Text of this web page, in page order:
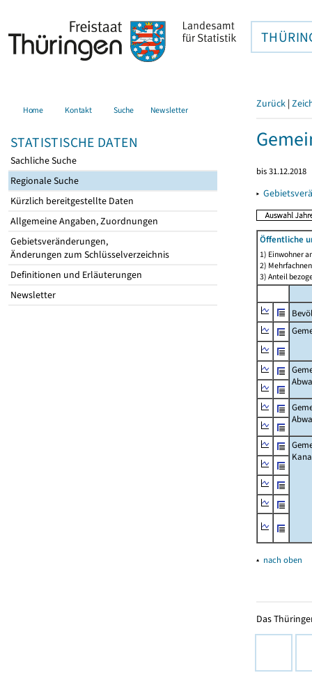
Home Kontakt Suche Newsletter
STATISTISCHE DATEN
Sachliche Suche
Regionale Suche
Kürzlich bereitgestellte Daten
Allgemeine Angaben, Zuordnungen
Gebietsveränderungen,
Änderungen zum Schlüsselverzeichnis
Definitionen und Erläuterungen
Newsletter
Zurück |
bis 31.12.2018
▸
Öffentliche
1) Einwohner
2)
3) Anteil
▴ nach oben
Das